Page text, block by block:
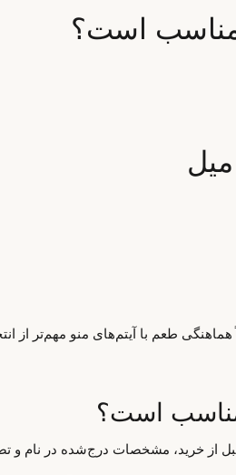
طعم با آیتم‌های منو مهم‌تر
از خرید، مشخصات درج‌شده در نام و